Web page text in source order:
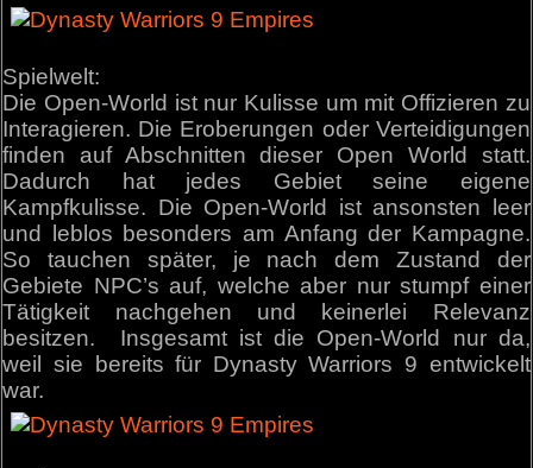
Spielwelt:
Die Open-World ist nur Kulisse um mit Offizieren zu
Interagieren. Die Eroberungen oder Verteidigungen
finden auf Abschnitten dieser Open World statt.
Dadurch hat jedes Gebiet seine eigene
Kampfkulisse. Die Open-World ist ansonsten leer
und leblos besonders am Anfang der Kampagne.
So tauchen später, je nach dem Zustand der
Gebiete NPC’s auf, welche aber nur stumpf einer
Tätigkeit nachgehen und keinerlei Relevanz
besitzen. Insgesamt ist die Open-World nur da,
weil sie bereits für Dynasty Warriors 9 entwickelt
war.